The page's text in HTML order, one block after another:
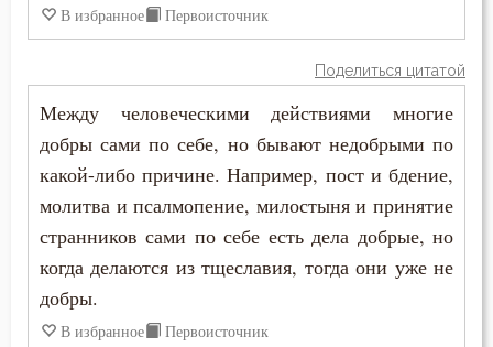
Воплощение
Высокомерие
Гнев
Гнев Божий
Гордость
Добродетель
Варсонофий Оптинский (Плиханков)
Григорий Богослов
Григорий Великий (Двоеслов)
Григорий Нисский
Григорий Палама
Григорий Синаит
В избранное Первоисточник
Поделиться цитатой
Между человеческими действиями многие
добры сами по себе, но бывают недобрыми по
какой-либо причине. Например, пост и бдение,
молитва и псалмопение, милостыня и принятие
странников сами по себе есть дела добрые, но
когда делаются из тщеславия, тогда они уже не
добры.
В избранное Первоисточник